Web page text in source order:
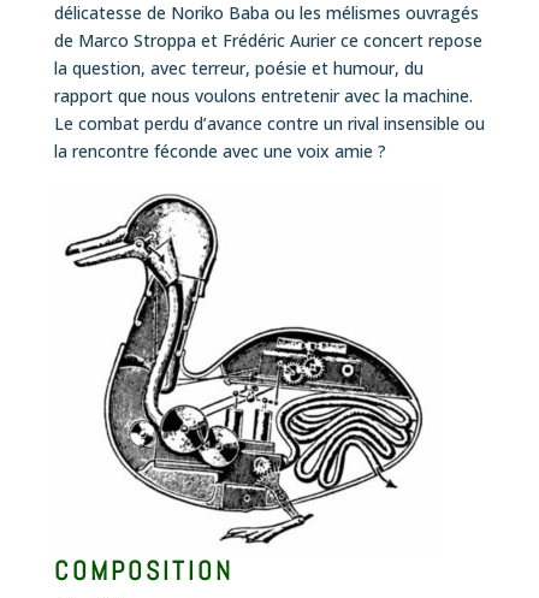
délicatesse de Noriko Baba ou les mélismes ouvragés
de Marco Stroppa et Frédéric Aurier ce concert repose
la question, avec terreur, poésie et humour, du
rapport que nous voulons entretenir avec la machine.
Le combat perdu d’avance contre un rival insensible ou
la rencontre féconde avec une voix amie ?
COMPOSITION